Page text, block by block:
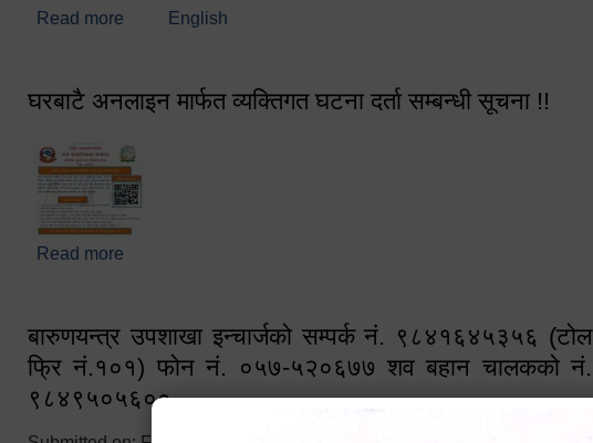
Read more about स्वागतम!!!
English
घरबाटै अनलाइन मार्फत व्यक्तिगत घटना दर्ता सम्बन्धी सूचना !!
Read more
बारुणयन्त्र उपशाखा इन्चार्जको सम्पर्क नं. ९८४१६४५३५६ (टोल
फ्रि नं.१०१) फोन नं. ०५७-५२०६७७ शव बहान चालकको नं.
९८४९५०५६००